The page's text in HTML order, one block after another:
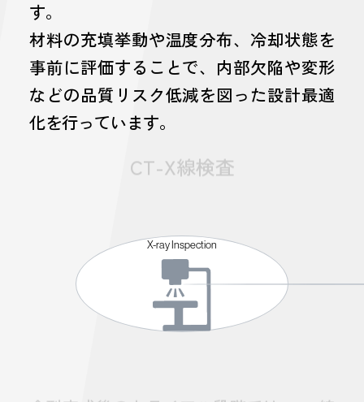
す。
材料の充填挙動や温度分布、冷却状態を
事前に評価することで、内部欠陥や変形
などの品質リスク低減を図った設計最適
化を行っています。
X-ray Inspection